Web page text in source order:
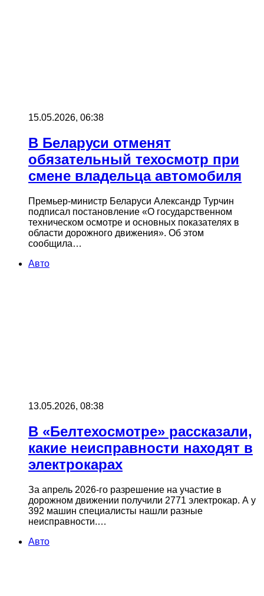
15.05.2026, 06:38
В Беларуси отменят
обязательный техосмотр при
смене владельца автомобиля
Премьер-министр Беларуси Александр Турчин
подписал постановление «О государственном
техническом осмотре и основных показателях в
области дорожного движения». Об этом
сообщила…
Авто
13.05.2026, 08:38
В «Белтехосмотре» рассказали,
какие неисправности находят в
электрокарах
За апрель 2026-го разрешение на участие в
дорожном движении получили 2771 электрокар. А у
392 машин специалисты нашли разные
неисправности.…
Авто